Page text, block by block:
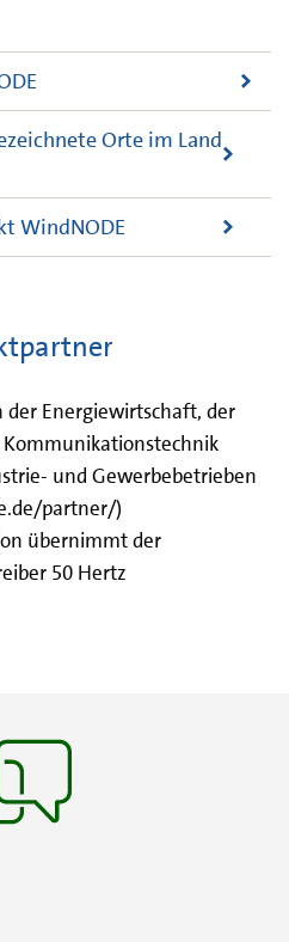
Orte im Land
WindNODE
Energiewirtschaft, der
und Gewerbebetrieben
partner/)
übernimmt der
50 Hertz